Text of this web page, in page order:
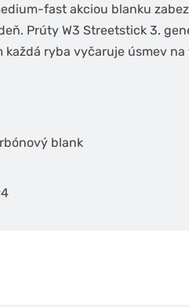
fast akciou blanku
Prúty W3 Streetstick 3.
ryba vyčaruje úsmev na
blank